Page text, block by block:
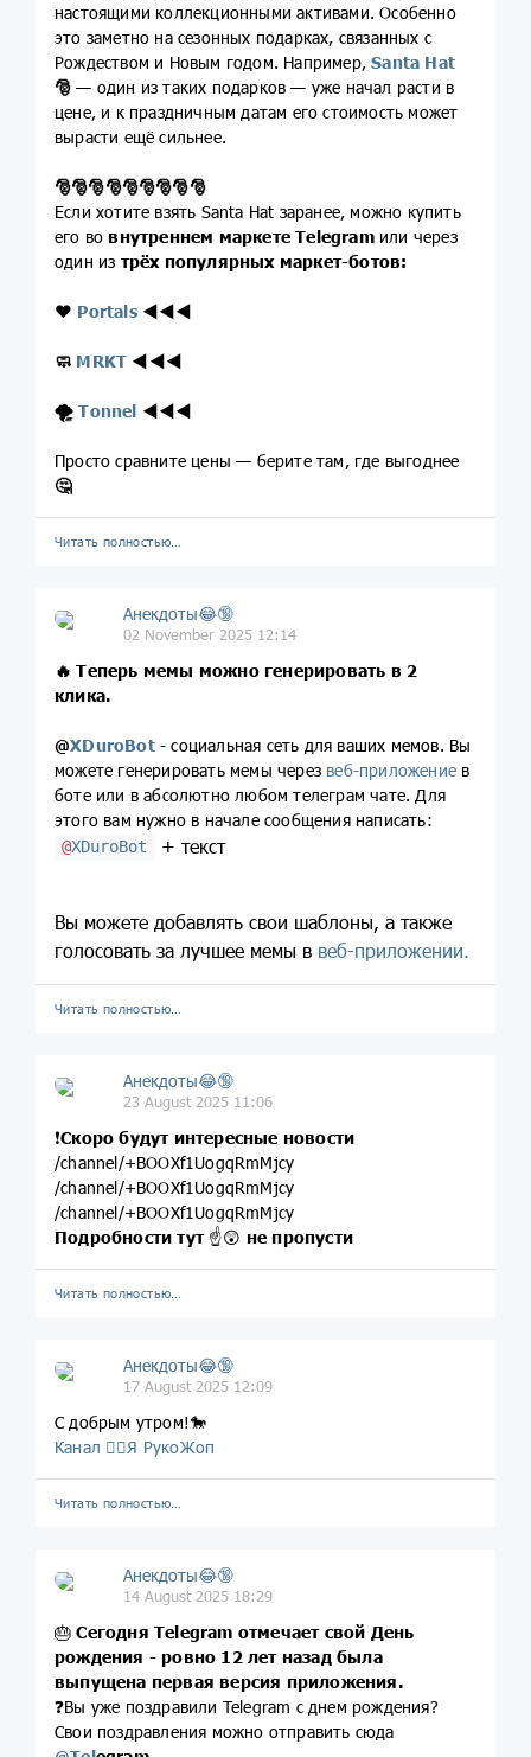
настоящими коллекционными активами. Особенно
это заметно на сезонных подарках, связанных с
Рождеством и Новым годом. Например,Santa Hat
🎅 — один из таких подарков — уже начал расти в
цене, и к праздничным датам его стоимость может
вырасти ещё сильнее.
🎅🎅🎅🎅🎅🎅🎅🎅🎅
Если хотите взять Santa Hat заранее, можно купить
его во внутреннем маркете Telegramили через
один из трёх популярных маркет-ботов:
❤️ Portals ◀️◀️◀️
🧼 MRKT ◀️ ◀️◀️
🌪 Tonnel ◀️◀️◀️
Просто сравните цены — берите там, где выгоднее
🤔
Читать полностью…
Анекдоты😂🔞
02 November 2025 12:14
🔥 Теперь мемы можно генерировать в 2
клика.
@XDuroBot- социальная сеть для ваших мемов. Вы
можете генерировать мемы через веб-приложение в
боте или в абсолютно любом телеграм чате. Для
этого вам нужно в начале сообщения написать:
@XDuroBot + текст
Вы можете добавлять свои шаблоны, а также
голосовать за лучшее мемы в веб-приложении.
Читать полностью…
Анекдоты😂🔞
23 August 2025 11:06
❗️Скоро будут интересные новости
/channel/+BOOXf1UogqRmMjcy
/channel/+BOOXf1UogqRmMjcy
/channel/+BOOXf1UogqRmMjcy
Подробности тут☝️😲 не пропусти
Читать полностью…
Анекдоты😂🔞
17 August 2025 12:09
С добрым утром!🐎
Канал 🤦‍♂️Я РукоЖоп
Читать полностью…
Анекдоты😂🔞
14 August 2025 18:29
🎂Сегодня Telegram отмечает свой День
рождения - ровно 12 лет назад была
выпущена первая версия приложения.
❓Вы уже поздравили Telegram с днем рождения?
Свои поздравления можно отправить сюда